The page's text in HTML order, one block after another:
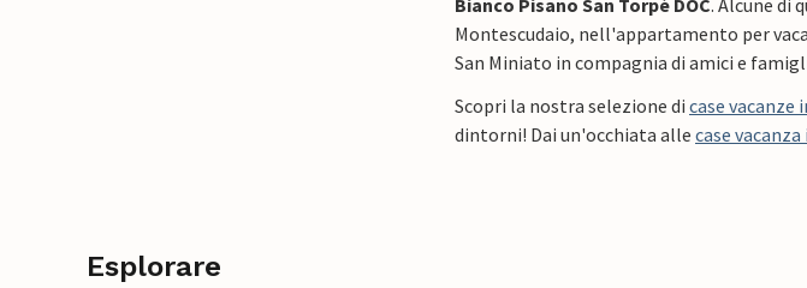
Montescudaio, nell'appartamento per
San Miniato in compagnia di amici e
Scopri la nostra selezione di case vacanze
dintorni! Dai un'occhiata alle case
Esplorare